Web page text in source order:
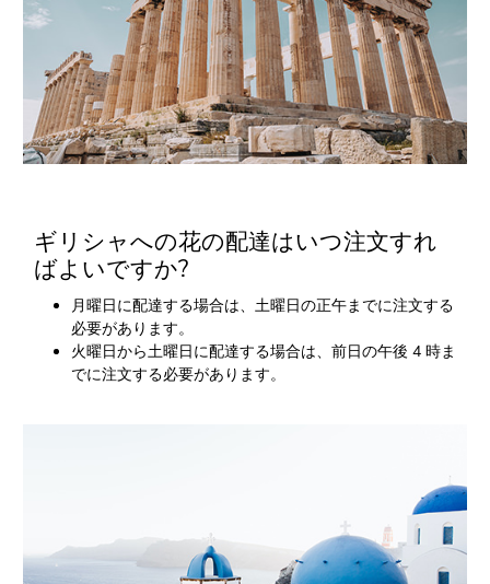
ギリシャへの花の配達はいつ注文すれ
ばよいですか?
月曜日に配達する場合は、土曜日の正午までに注文する
必要があります。
火曜日から土曜日に配達する場合は、前日の午後 4 時ま
でに注文する必要があります。